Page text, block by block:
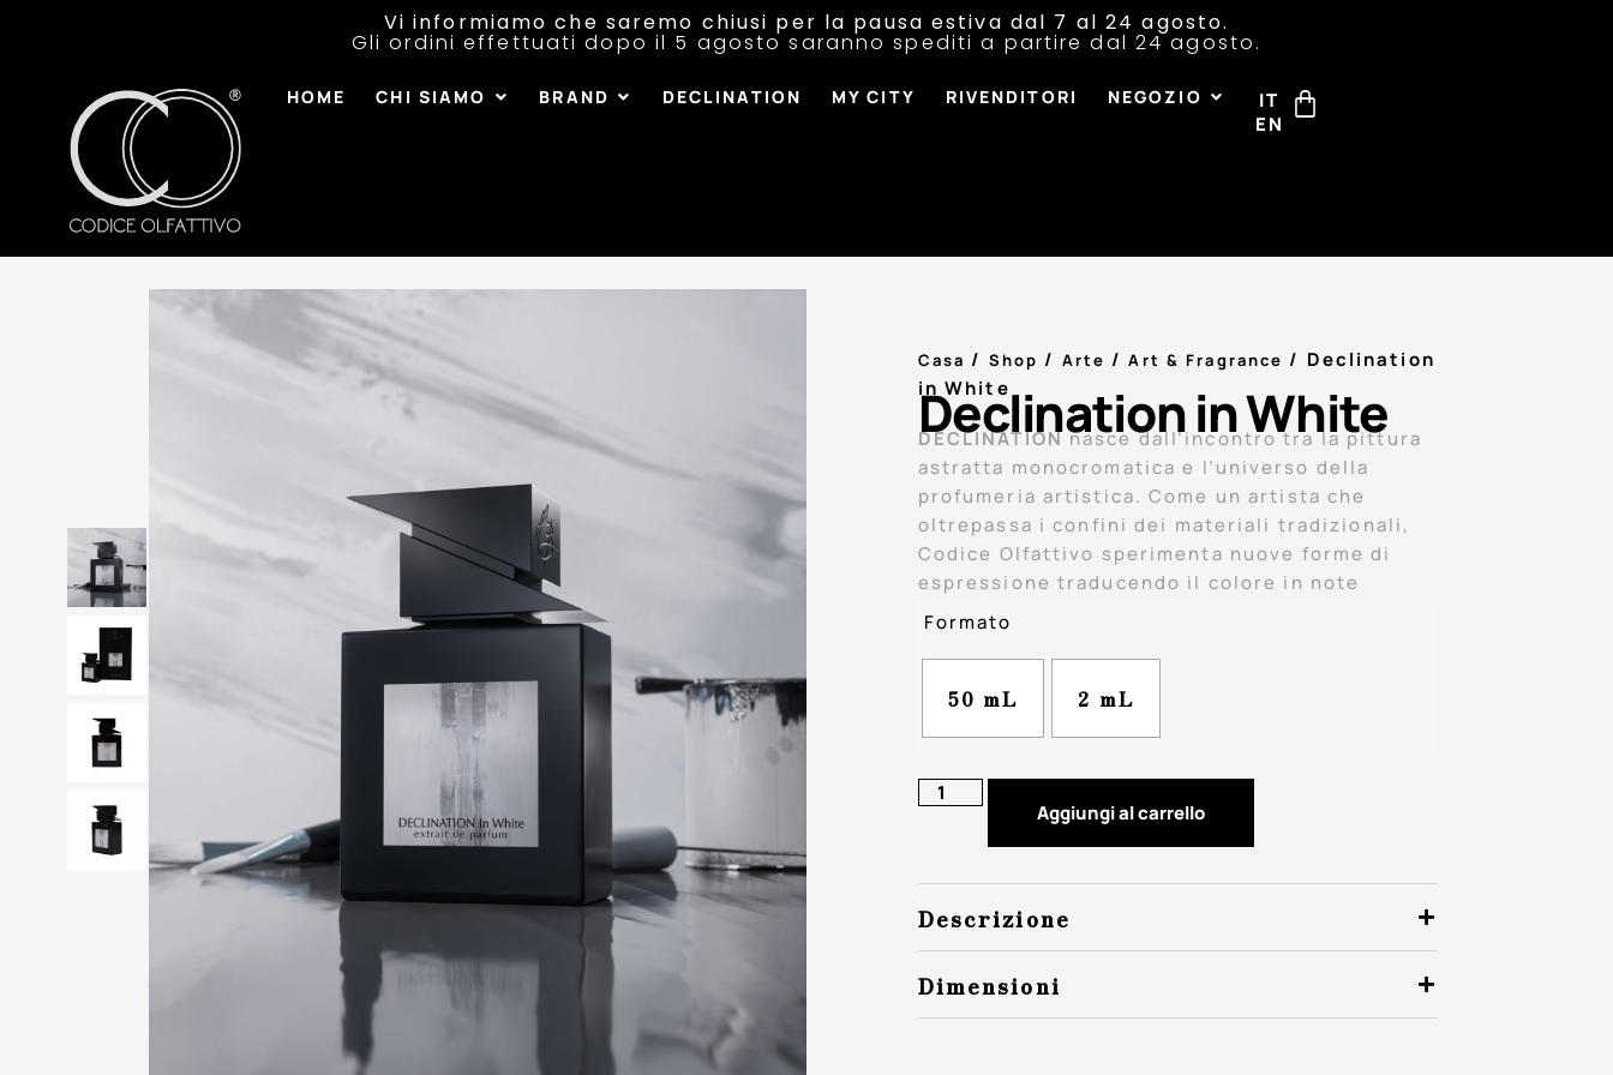
Vi informiamo che saremo chiusi per la pausa estiva dal 7 al 24 agosto.
Gli ordini effettuati dopo il 5 agosto saranno spediti a partire dal 24 agosto.
HOME CHI SIAMO BRAND DECLINATION MY CITY RIVENDITORI NEGOZIO
IT
EN
Casa / Shop / Arte /Art & Fragrance / Declination
in White
Declination in White
DECLINATIONnasce dall’incontro tra la pittura
astratta monocromatica e l’universo della
profumeria artistica. Come un artista che
oltrepassa i confini dei materiali tradizionali,
Codice Olfattivo sperimenta nuove forme di
espressione traducendo il colore in note
olfattive.
Formato
50 mL 2 mL
Aggiungi al carrello
Descrizione
Dimensioni